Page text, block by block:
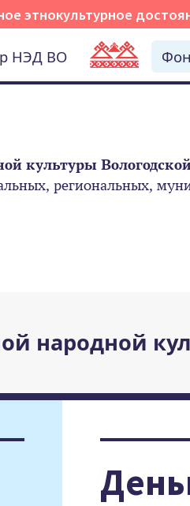
этнокультурное
НЭД ВО
культуры
региональных,
народной